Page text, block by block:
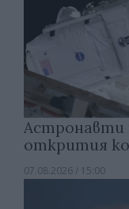
Астронавти
открития
07.08.2026 / 15:00